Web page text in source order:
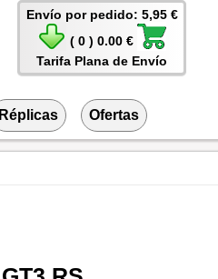
Envío por pedido: 5,95 €
( 0 ) 0.00 €
Tarifa Plana de Envío
Réplicas Ofertas